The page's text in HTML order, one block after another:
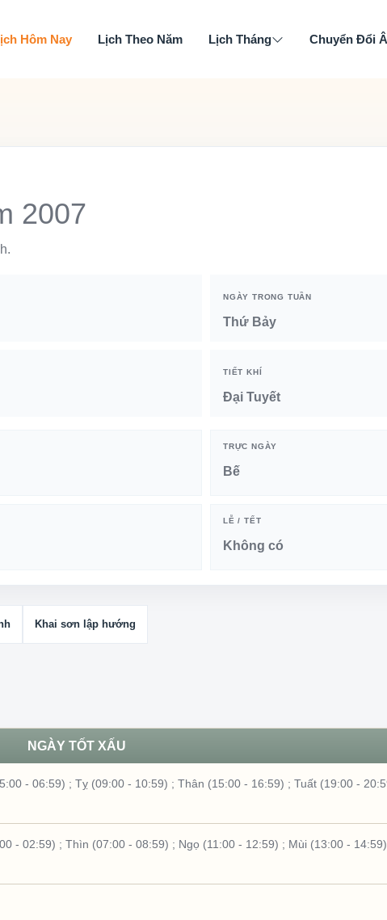
Hôm Nay Lịch Theo Năm Lịch Tháng Chuyển Đổi
2007
NGÀY TRONG TUẦN
Thứ Bảy
TIẾT KHÍ
Đại Tuyết
TRỰC NGÀY
Bế
LỄ / TẾT
Không có
Khai sơn lập hướng
NGÀY TỐT XẤU
- 06:59) ; Tỵ (09:00 - 10:59) ; Thân (15:00 - 16:59) ; Tuất (19:00 -
- 02:59) ; Thìn (07:00 - 08:59) ; Ngọ (11:00 - 12:59) ; Mùi (13:00 - 14:59)